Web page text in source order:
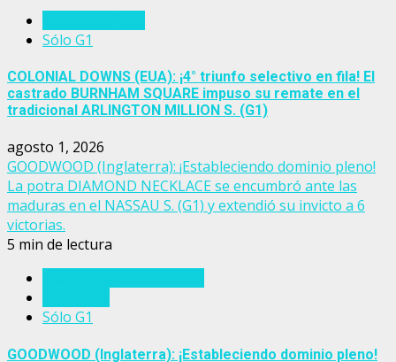
Sólo G1
COLONIAL DOWNS (EUA): ¡4° triunfo selectivo en fila! El
castrado BURNHAM SQUARE impuso su remate en el
tradicional ARLINGTON MILLION S. (G1)
agosto 1, 2026
GOODWOOD (Inglaterra): ¡Estableciendo dominio pleno!
La potra DIAMOND NECKLACE se encumbró ante las
maduras en el NASSAU S. (G1) y extendió su invicto a 6
victorias.
5 min de lectura
Sólo G1
GOODWOOD (Inglaterra): ¡Estableciendo dominio pleno!